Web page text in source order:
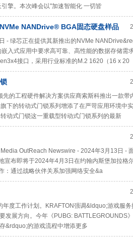
擎。本次峰会以"加速智能化 一切皆
NANDrive® BGA固态硬盘样品
- 绿芯正在提供其新推出的NVMe
入式应用中要求高可靠、高性能的数据存储需
接口，采用行业标准的M.2 1620（16 x 20
的工程硬件解决方案供应商索斯科推出一款带
下的转动式门锁系列增添了在严苛应用环境中
动式门锁这一重载型转动式门锁系列的最新
OutReach Newswire - 2024年3月13日 -
宣布即将于2024年4月3日在约翰内斯堡加拉格
：通过战略伙伴关系加强网络安全&a
度工作计划。KRAFTON强调&ldquo;游戏服
展方向。今年《PUBG: BATTLEGROUNDS
&rdquo;的游戏流程中增添更多